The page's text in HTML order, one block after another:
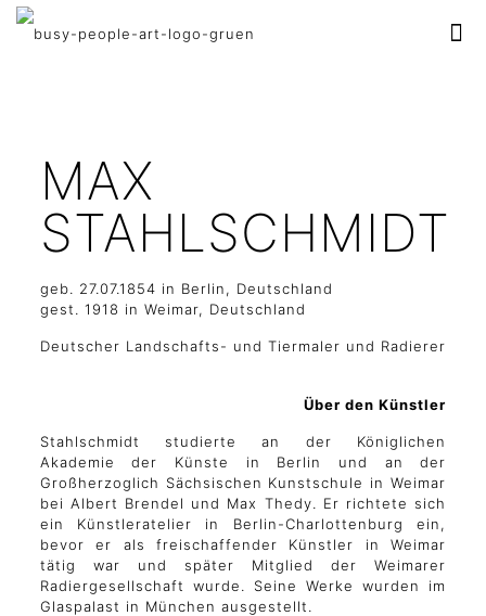
MAX
STAHLSCHMIDT
geb. 27.07.1854 in Berlin, Deutschland
gest. 1918 in Weimar, Deutschland
Deutscher Landschafts- und Tiermaler und Radierer
Über den Künstler
Stahlschmidt studierte an der Königlichen
Akademie der Künste in Berlin und an der
Großherzoglich Sächsischen Kunstschule in Weimar
bei Albert Brendel und Max Thedy. Er richtete sich
ein Künstleratelier in Berlin-Charlottenburg ein,
bevor er als freischaffender Künstler in Weimar
tätig war und später Mitglied der Weimarer
Radiergesellschaft wurde. Seine Werke wurden im
Glaspalast in München ausgestellt.